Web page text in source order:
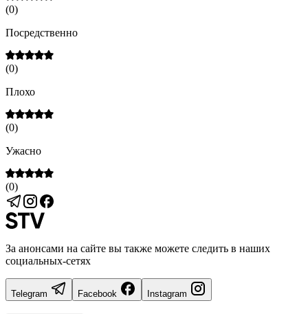
(0)
Посредственно
(0)
Плохо
(0)
Ужасно
(0)
За анонсами на сайте вы также можете следить в наших
социальных-сетях
Telegram Facebook Instagram